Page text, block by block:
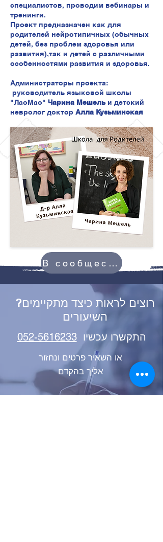
специалистов, проводим вебинары и
тренинги.
Проект предназначен как для
родителей нейротипичных (обычных
детей, без проблем здоровья или
развития),так и детей с различными
особенностями развития и здоровья.
Администраторы проекта:
руководитель языковой школы
"ЛаоМао" Чарина Мешельи детский
невролог доктор Алла Кузьминская
В сообщество
?רוצים לראות כיצד מתקיימים
השיעורים
התקשרו עכשיו052-5616233
או השאיר פרטים ונחזור
אליך בהקדם